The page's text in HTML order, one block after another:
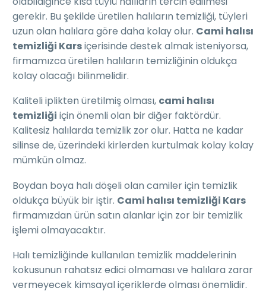
gerekir. Bu şekilde üretilen halıların temizliği, tüyleri
uzun olan halılara göre daha kolay olur. Cami halısı
temizliği Karsiçerisinde destek almak isteniyorsa,
firmamızca üretilen halıların temizliğinin oldukça
kolay olacağı bilinmelidir.
Kaliteli iplikten üretilmiş olması, cami halısı
temizliği için önemli olan bir diğer faktördür.
Kalitesiz halılarda temizlik zor olur. Hatta ne kadar
silinse de, üzerindeki kirlerden kurtulmak kolay kolay
mümkün olmaz.
Boydan boya halı döşeli olan camiler için temizlik
oldukça büyük bir iştir. Cami halısı temizliği Kars
firmamızdan ürün satın alanlar için zor bir temizlik
işlemi olmayacaktır.
Halı temizliğinde kullanılan temizlik maddelerinin
kokusunun rahatsız edici olmaması ve halılara zarar
vermeyecek kimsayal içeriklerde olması önemlidir.